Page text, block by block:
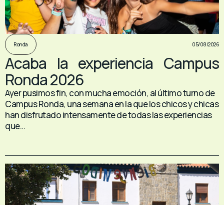
Ronda 05/08/2026
Acaba la experiencia Campus
Ronda 2026
Ayer pusimos fin, con mucha emoción, al último turno de
Campus Ronda, una semana en la que los chicos y chicas
han disfrutado intensamente de todas las experiencias
que...